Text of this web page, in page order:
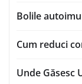
Bolile
Cum reduci
Unde Găsesc